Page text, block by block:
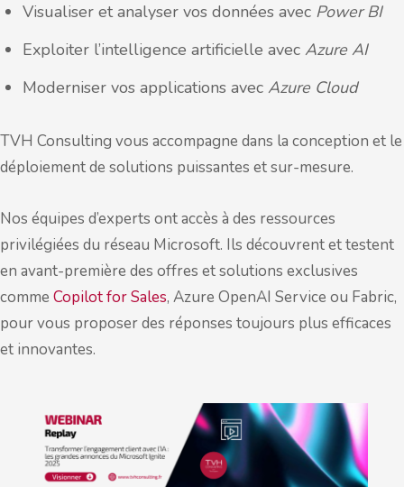
Visualiser et analyser vos données avec Power BI
Exploiter l’intelligence artificielle avec Azure AI
Moderniser vos applications avec Azure Cloud
TVH Consulting vous accompagne dans la conception et le
déploiement de solutions puissantes et sur-mesure.
Nos équipes d’experts ont accès à des ressources
privilégiées du réseau Microsoft. Ils découvrent et testent
en avant-première des offres et solutions exclusives
comme Copilot for Sales, Azure OpenAI Service ou Fabric,
pour vous proposer des réponses toujours plus efficaces
et innovantes.